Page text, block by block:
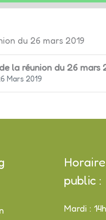
du 26 mars 2019
la réunion du 26 mars
Mars 2019
public :
Mardi :